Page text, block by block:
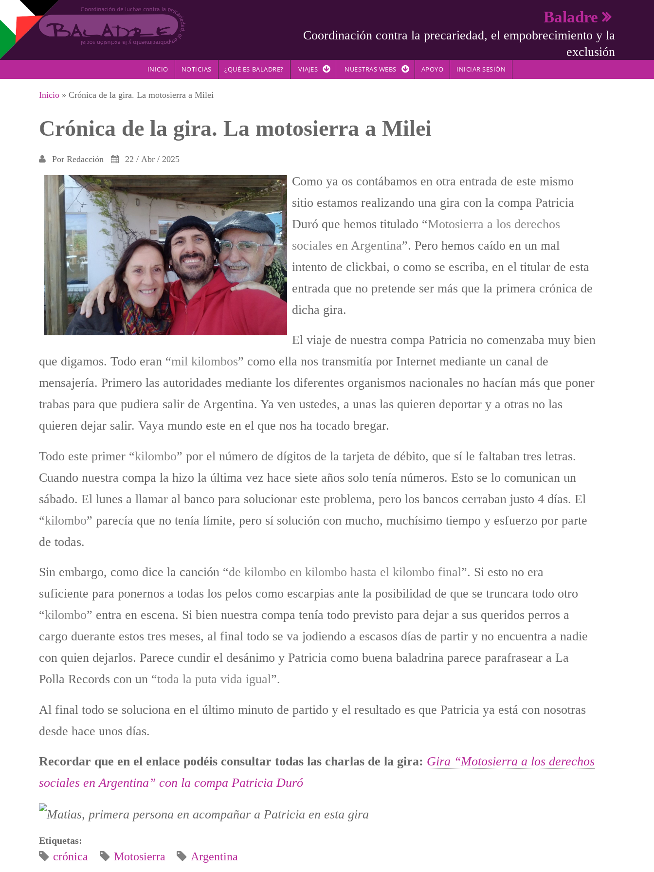
Pasar al contenido principal
Baladre
Coordinación contra la precariedad, el empobrecimiento y la
exclusión
INICIO NOTICIAS ¿QUÉ ES BALADRE? VIAJES NUESTRAS WEBS APOYO INICIAR SESIÓN
Se encuentra usted aquí
Inicio » Crónica de la gira. La motosierra a Milei
Crónica de la gira. La motosierra a Milei
Por Redacción 22 / Abr / 2025
Como ya os contábamos en otra entrada de este mismo
sitio estamos realizando una gira con la compa Patricia
Duró que hemos titulado “Motosierra a los derechos
sociales en Argentina”. Pero hemos caído en un mal
intento de clickbai, o como se escriba, en el titular de esta
entrada que no pretende ser más que la primera crónica de
dicha gira.
El viaje de nuestra compa Patricia no comenzaba muy bien
que digamos. Todo eran “mil kilombos” como ella nos transmitía por Internet mediante un canal de
mensajería. Primero las autoridades mediante los diferentes organismos nacionales no hacían más que poner
trabas para que pudiera salir de Argentina. Ya ven ustedes, a unas las quieren deportar y a otras no las
quieren dejar salir. Vaya mundo este en el que nos ha tocado bregar.
Todo este primer “kilombo” por el número de dígitos de la tarjeta de débito, que sí le faltaban tres letras.
Cuando nuestra compa la hizo la última vez hace siete años solo tenía números. Esto se lo comunican un
sábado. El lunes a llamar al banco para solucionar este problema, pero los bancos cerraban justo 4 días. El
“kilombo” parecía que no tenía límite, pero sí solución con mucho, muchísimo tiempo y esfuerzo por parte
de todas.
Sin embargo, como dice la canción “de kilombo en kilombo hasta el kilombo final”. Si esto no era
suficiente para ponernos a todas los pelos como escarpias ante la posibilidad de que se truncara todo otro
“kilombo” entra en escena. Si bien nuestra compa tenía todo previsto para dejar a sus queridos perros a
cargo duerante estos tres meses, al final todo se va jodiendo a escasos días de partir y no encuentra a nadie
con quien dejarlos. Parece cundir el desánimo y Patricia como buena baladrina parece parafrasear a La
Polla Records con un “toda la puta vida igual”.
Al final todo se soluciona en el último minuto de partido y el resultado es que Patricia ya está con nosotras
desde hace unos días.
Recordar que en el enlace podéis consultar todas las charlas de la gira: Gira “Motosierra a los derechos
sociales en Argentina” con la compa Patricia Duró
Etiquetas:
crónica Motosierra Argentina